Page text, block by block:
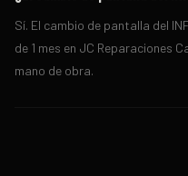
Sí. El cambio de pantalla del
de 1 mes en JC Reparaciones
mano de obra.